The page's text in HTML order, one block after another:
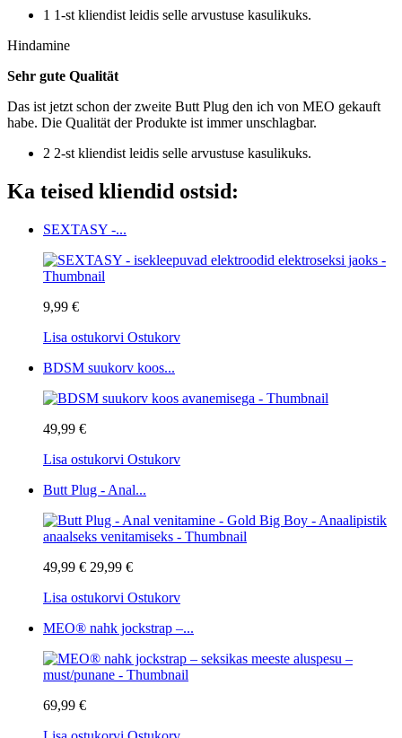
1 1-st kliendist leidis selle arvustuse kasulikuks.
Hindamine
Sehr gute Qualität
Das ist jetzt schon der zweite Butt Plug den ich von MEO gekauft
habe. Die Qualität der Produkte ist immer unschlagbar.
2 2-st kliendist leidis selle arvustuse kasulikuks.
Ka teised kliendid ostsid:
SEXTASY -...
9,99 €
Lisa ostukorvi Ostukorv
BDSM suukorv koos...
49,99 €
Lisa ostukorvi Ostukorv
Butt Plug - Anal...
49,99 € 29,99 €
Lisa ostukorvi Ostukorv
MEO® nahk jockstrap –...
69,99 €